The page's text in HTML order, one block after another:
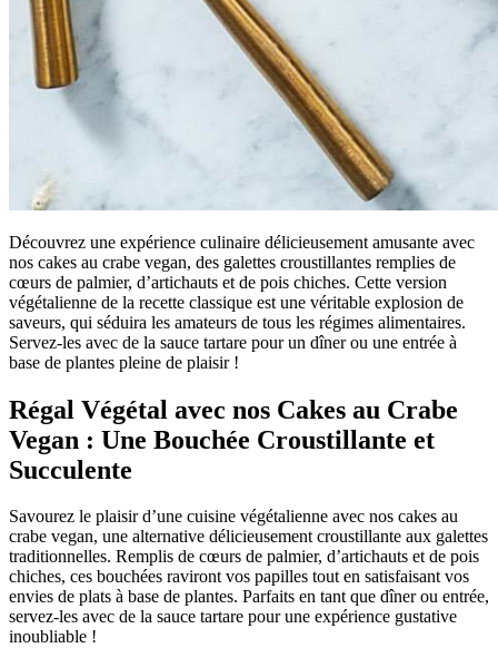
Découvrez une expérience culinaire délicieusement amusante avec
nos cakes au crabe vegan, des galettes croustillantes remplies de
cœurs de palmier, d’artichauts et de pois chiches. Cette version
végétalienne de la recette classique est une véritable explosion de
saveurs, qui séduira les amateurs de tous les régimes alimentaires.
Servez-les avec de la sauce tartare pour un dîner ou une entrée à
base de plantes pleine de plaisir !
Régal Végétal avec nos Cakes au Crabe
Vegan : Une Bouchée Croustillante et
Succulente
Savourez le plaisir d’une cuisine végétalienne avec nos cakes au
crabe vegan, une alternative délicieusement croustillante aux galettes
traditionnelles. Remplis de cœurs de palmier, d’artichauts et de pois
chiches, ces bouchées raviront vos papilles tout en satisfaisant vos
envies de plats à base de plantes. Parfaits en tant que dîner ou entrée,
servez-les avec de la sauce tartare pour une expérience gustative
inoubliable !